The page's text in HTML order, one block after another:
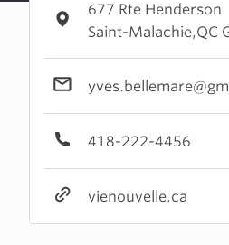
677 Rte Henderson
Saint-Malachie,QC
418-222-4456
vienouvelle.ca